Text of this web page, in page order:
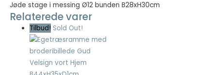
Jøde stage i messing Ø12 bunden B28xH30cm
Relaterede varer
Tilbud! Sold Out!
Nødvendige
cookies hjælper
med at gøre en
hjemmeside
brugbar ved at
aktivere
grundlæggende